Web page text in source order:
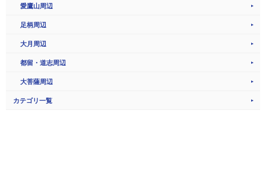
愛鷹山周辺
足柄周辺
大月周辺
都留・道志周辺
大菩薩周辺
カテゴリ一覧